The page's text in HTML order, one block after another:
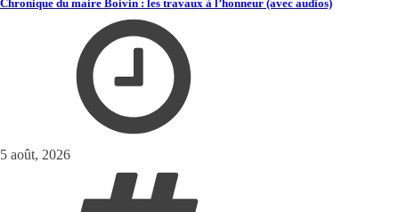
Chronique du maire Boivin : les travaux à l’honneur (avec audios)
5 août, 2026